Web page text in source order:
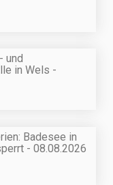
und
in Wels -
Badesee in
- 08.08.2026